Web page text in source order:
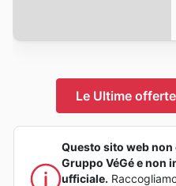
Le Ultime
Questo sito web
Gruppo VéGé e non
ufficiale.